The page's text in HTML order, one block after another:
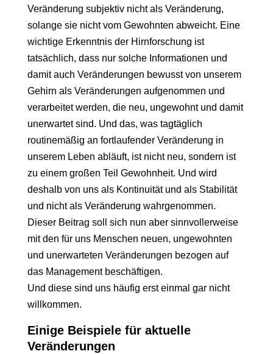
Veränderung subjektiv nicht als Veränderung,
solange sie nicht vom Gewohnten abweicht. Eine
wichtige Erkenntnis der Hirnforschung ist
tatsächlich, dass nur solche Informationen und
damit auch Veränderungen bewusst von unserem
Gehirn als Veränderungen aufgenommen und
verarbeitet werden, die neu, ungewohnt und damit
unerwartet sind. Und das, was tagtäglich
routinemäßig an fortlaufender Veränderung in
unserem Leben abläuft, ist nicht neu, sondern ist
zu einem großen Teil Gewohnheit. Und wird
deshalb von uns als Kontinuität und als Stabilität
und nicht als Veränderung wahrgenommen.
Dieser Beitrag soll sich nun aber sinnvollerweise
mit den für uns Menschen neuen, ungewohnten
und unerwarteten Veränderungen bezogen auf
das Management beschäftigen.
Und diese sind uns häufig erst einmal gar nicht
willkommen.
Einige Beispiele für aktuelle
Veränderungen